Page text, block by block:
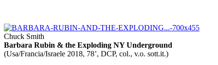
Chuck Smith
Barbara Rubin & the Exploding NY Underground
(Usa/Francia/Israele 2018, 78’, DCP, col., v.o. sott.it.)